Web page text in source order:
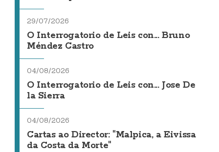
29/07/2026
O Interrogatorio de Leis con... Bruno
Méndez Castro
04/08/2026
O Interrogatorio de Leis con... Jose De
la Sierra
04/08/2026
Cartas ao Director: "Malpica, a Eivissa
da Costa da Morte"